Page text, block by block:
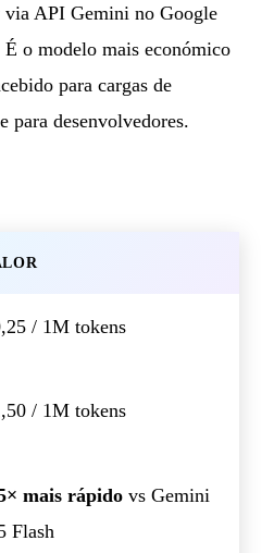
API Gemini no Google
o modelo mais económico
para cargas de
para desenvolvedores.
/ 1M tokens
/ 1M tokens
mais rápido vs Gemini
Flash